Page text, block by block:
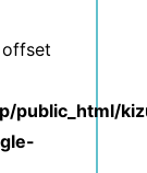
public_html/